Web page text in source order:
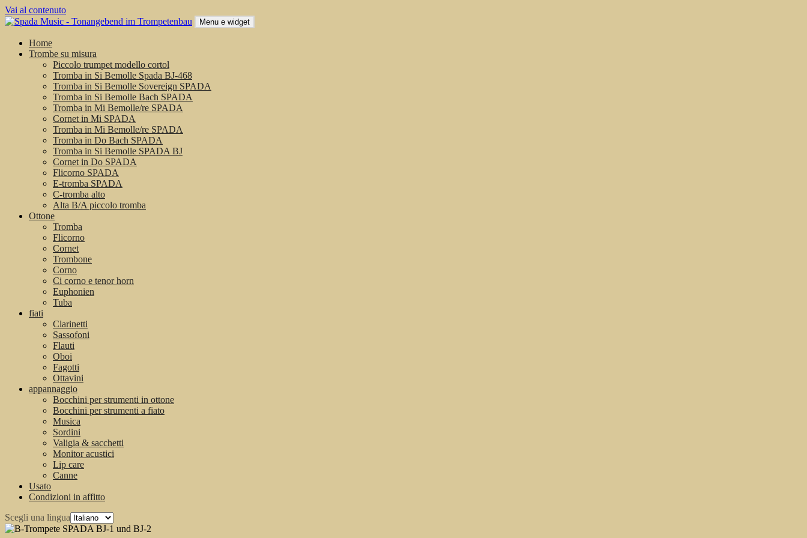
Vai al contenuto
Menu e widget
Home
Trombe su misura
Piccolo trumpet modello cortol
Tromba in Si Bemolle Spada BJ-468
Tromba in Si Bemolle Sovereign SPADA
Tromba in Si Bemolle Bach SPADA
Tromba in Mi Bemolle/re SPADA
Cornet in Mi SPADA
Tromba in Mi Bemolle/re SPADA
Tromba in Do Bach SPADA
Tromba in Si Bemolle SPADA BJ
Cornet in Do SPADA
Flicorno SPADA
E-tromba SPADA
C-tromba alto
Alta B/A piccolo tromba
Ottone
Tromba
Flicorno
Cornet
Trombone
Corno
Ci corno e tenor horn
Euphonien
Tuba
fiati
Clarinetti
Sassofoni
Flauti
Oboi
Fagotti
Ottavini
appannaggio
Bocchini per strumenti in ottone
Bocchini per strumenti a fiato
Musica
Sordini
Valigia & sacchetti
Monitor acustici
Lip care
Canne
Usato
Condizioni in affitto
Scegli una lingua